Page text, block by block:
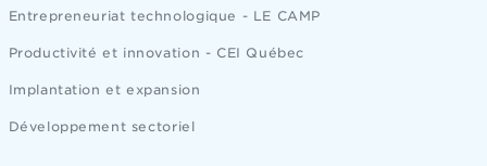
Entrepreneuriat technologique - LE CAMP
Productivité et innovation - CEI Québec
Implantation et expansion
Développement sectoriel